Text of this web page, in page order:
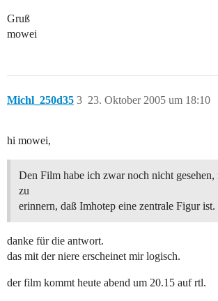
Gruß
mowei
Michl_250d35 23. Oktober 2005 um 18:10
3
hi mowei,
Den Film habe ich zwar noch nicht gesehen,
zu
erinnern, daß Imhotep eine zentrale Figur ist.
danke für die antwort.
das mit der niere erscheinet mir logisch.
der film kommt heute abend um 20.15 auf rtl.